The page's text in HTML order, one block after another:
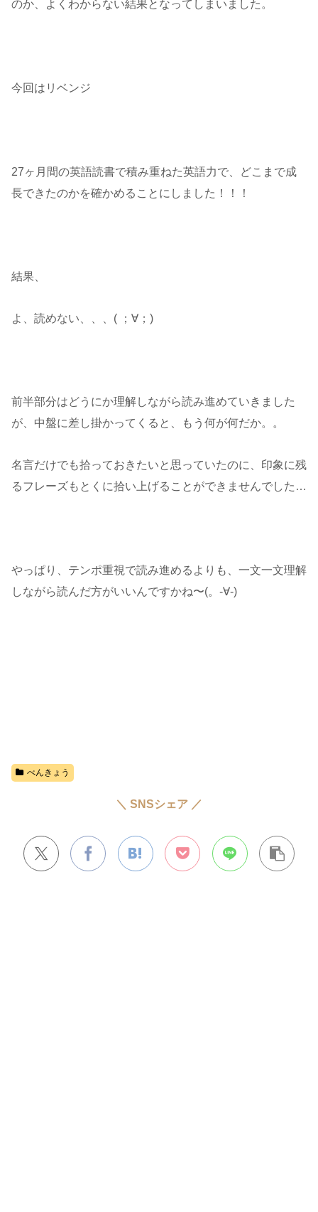
のか、よくわからない結果となってしまいました。
今回はリベンジ
27ヶ月間の英語読書で積み重ねた英語力で、どこまで成
長できたのかを確かめることにしました！！！
結果、
よ、読めない、、、( ；∀；)
前半部分はどうにか理解しながら読み進めていきました
が、中盤に差し掛かってくると、もう何が何だか。。
名言だけでも拾っておきたいと思っていたのに、印象に残
るフレーズもとくに拾い上げることができませんでした…
やっぱり、テンポ重視で読み進めるよりも、一文一文理解
しながら読んだ方がいいんですかね〜(。-∀-)
べんきょう
＼ SNSシェア ／